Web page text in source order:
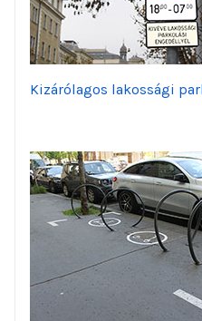
Kizárólagos lakossági